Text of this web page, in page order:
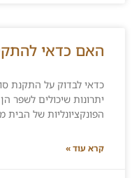
האם כדאי
כדאי לבדוק על התקנת
יתרונות שיכולים לשפר
הפונקציונליות של הבית
קרא עוד »